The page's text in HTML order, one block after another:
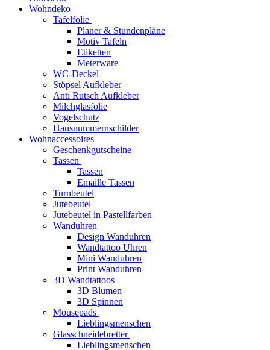
Wohndeko
Tafelfolie
Planer & Stundenpläne
Motiv Tafeln
Etiketten
Meterware
WC-Deckel
Stöpsel Aufkleber
Anti Rutsch Aufkleber
Milchglasfolie
Vogelschutz
Hausnummernschilder
Wohnaccessoires
Geschenkgutscheine
Tassen
Tassen
Emaille Tassen
Turnbeutel
Jutebeutel
Jutebeutel in Pastellfarben
Wanduhren
Design Wanduhren
Wandtattoo Uhren
Mini Wanduhren
Print Wanduhren
3D Wandtattoos
3D Blumen
3D Spinnen
Mousepads
Lieblingsmenschen
Glasschneidebretter
Lieblingsmenschen